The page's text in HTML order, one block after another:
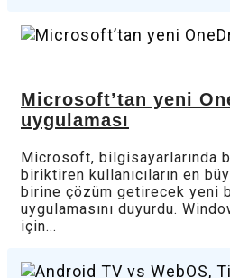
Microsoft’tan yeni
uygulaması
Microsoft, bilgisayarlarında
biriktiren kullanıcıların en
birine çözüm getirecek yeni
uygulamasını duyurdu.
için...